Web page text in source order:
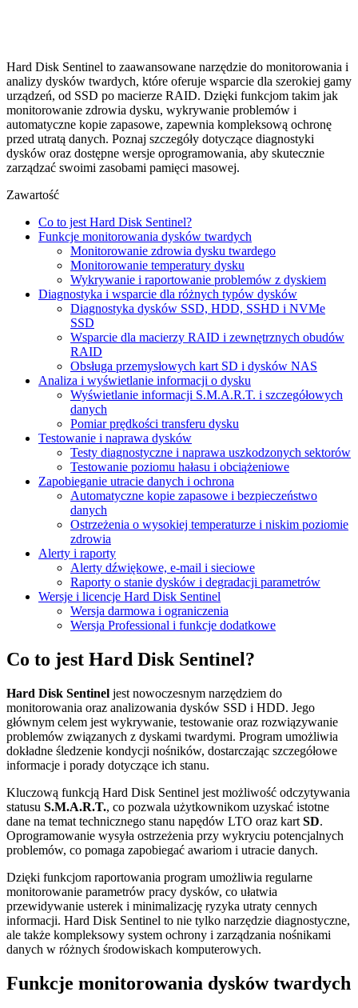
Hard Disk Sentinel to zaawansowane narzędzie do monitorowania i
analizy dysków twardych, które oferuje wsparcie dla szerokiej gamy
urządzeń, od SSD po macierze RAID. Dzięki funkcjom takim jak
monitorowanie zdrowia dysku, wykrywanie problemów i
automatyczne kopie zapasowe, zapewnia kompleksową ochronę
przed utratą danych. Poznaj szczegóły dotyczące diagnostyki
dysków oraz dostępne wersje oprogramowania, aby skutecznie
zarządzać swoimi zasobami pamięci masowej.
Zawartość
Co to jest Hard Disk Sentinel?
Funkcje monitorowania dysków twardych
Monitorowanie zdrowia dysku twardego
Monitorowanie temperatury dysku
Wykrywanie i raportowanie problemów z dyskiem
Diagnostyka i wsparcie dla różnych typów dysków
Diagnostyka dysków SSD, HDD, SSHD i NVMe
SSD
Wsparcie dla macierzy RAID i zewnętrznych obudów
RAID
Obsługa przemysłowych kart SD i dysków NAS
Analiza i wyświetlanie informacji o dysku
Wyświetlanie informacji S.M.A.R.T. i szczegółowych
danych
Pomiar prędkości transferu dysku
Testowanie i naprawa dysków
Testy diagnostyczne i naprawa uszkodzonych sektorów
Testowanie poziomu hałasu i obciążeniowe
Zapobieganie utracie danych i ochrona
Automatyczne kopie zapasowe i bezpieczeństwo
danych
Ostrzeżenia o wysokiej temperaturze i niskim poziomie
zdrowia
Alerty i raporty
Alerty dźwiękowe, e-mail i sieciowe
Raporty o stanie dysków i degradacji parametrów
Wersje i licencje Hard Disk Sentinel
Wersja darmowa i ograniczenia
Wersja Professional i funkcje dodatkowe
Co to jest Hard Disk Sentinel?
Hard Disk Sentinel jest nowoczesnym narzędziem do
monitorowania oraz analizowania dysków SSD i HDD. Jego
głównym celem jest wykrywanie, testowanie oraz rozwiązywanie
problemów związanych z dyskami twardymi. Program umożliwia
dokładne śledzenie kondycji nośników, dostarczając szczegółowe
informacje i porady dotyczące ich stanu.
Kluczową funkcją Hard Disk Sentinel jest możliwość odczytywania
statusu S.M.A.R.T., co pozwala użytkownikom uzyskać istotne
dane na temat technicznego stanu napędów LTO oraz kart SD.
Oprogramowanie wysyła ostrzeżenia przy wykryciu potencjalnych
problemów, co pomaga zapobiegać awariom i utracie danych.
Dzięki funkcjom raportowania program umożliwia regularne
monitorowanie parametrów pracy dysków, co ułatwia
przewidywanie usterek i minimalizację ryzyka utraty cennych
informacji. Hard Disk Sentinel to nie tylko narzędzie diagnostyczne,
ale także kompleksowy system ochrony i zarządzania nośnikami
danych w różnych środowiskach komputerowych.
Funkcje monitorowania dysków twardych